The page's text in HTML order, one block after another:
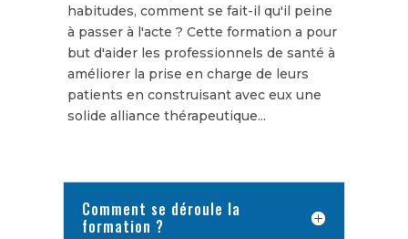
habitudes, comment se fait-il qu'il peine
à passer à l'acte ? Cette formation a pour
but d'aider les professionnels de santé à
améliorer la prise en charge de leurs
patients en construisant avec eux une
solide alliance thérapeutique...
Comment se déroule la
formation ?